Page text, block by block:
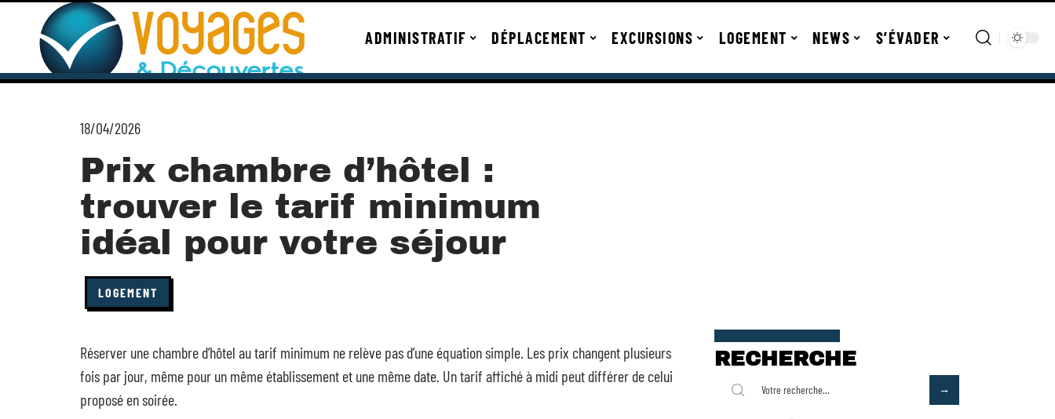
ADMINISTRATIF DÉPLACEMENT EXCURSIONS LOGEMENT NEWS S’ÉVADER
18/04/2026
Prix chambre d’hôtel :
trouver le tarif minimum
idéal pour votre séjour
LOGEMENT
Réserver une chambre d’hôtel au tarif minimum ne relève pas d’une équation simple. Les prix changent plusieurs
fois par jour, même pour un même établissement et une même date. Un tarif affiché à midi peut différer de celui
proposé en soirée.
RECHERCHE